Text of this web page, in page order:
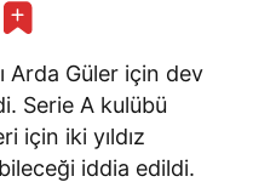
Arda Güler için dev
Serie A kulübü
için iki yıldız
iddia edildi.